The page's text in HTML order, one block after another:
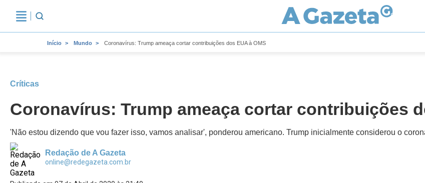
Início Mundo Coronavírus: Trump ameaça cortar contribuições dos EUA à OMS
Críticas
Coronavírus: Trump ameaça cortar contribuições
'Não estou dizendo que vou fazer isso, vamos analisar', ponderou americano. Trump inicialmente considerou o
Redação de A Gazeta
online@redegazeta.com.br